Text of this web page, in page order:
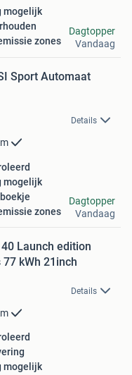
mogelijk
zones
Dagtopper
Vandaag
Sport Automaat
Details
mogelijk
zones
Dagtopper
Vandaag
Launch edition
kWh 21inch
Details
mogelijk